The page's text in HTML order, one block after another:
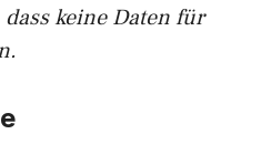
keine Daten für